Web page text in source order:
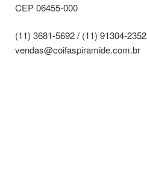
CEP 06455-000
(11) 3681-5692 / (11) 91304-2352
vendas@coifaspiramide.com.br